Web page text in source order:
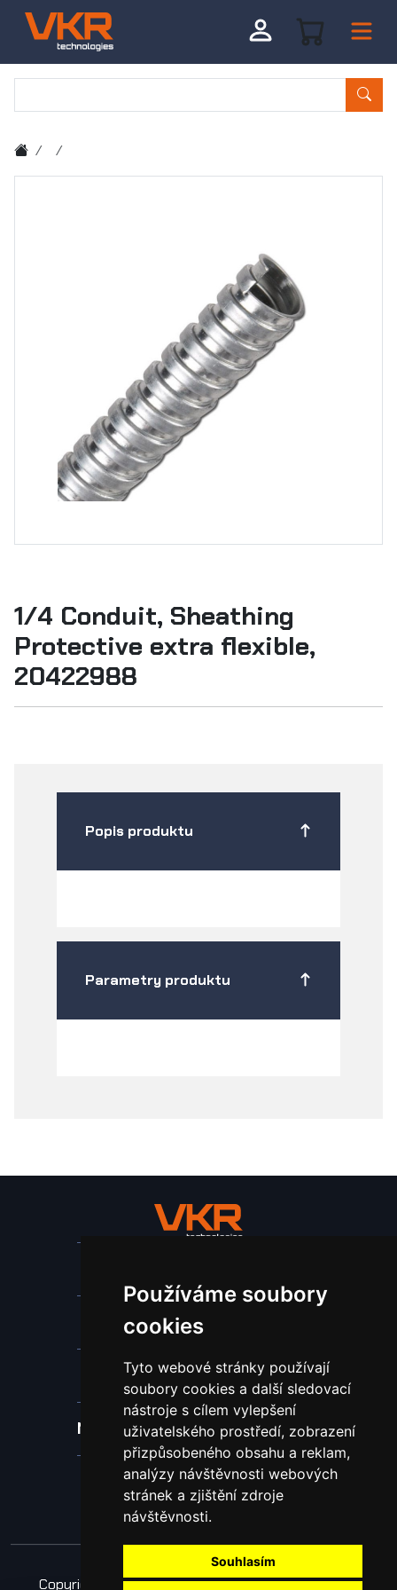
Používáme soubory
cookies
Tyto webové stránky používají
soubory cookies a další sledovací
nástroje s cílem vylepšení
uživatelského prostředí, zobrazení
přizpůsobeného obsahu a reklam,
analýzy návštěvnosti webových
stránek a zjištění zdroje
návštěvnosti.
Souhlasím
1/4 Conduit, Sheathing
Protective extra flexible,
20422988
Popis produktu
Parametry produktu
Nástroje pro ohraňovací lisy
Spotřební materiál a nástroje
Náhradní díly pro vodní paprsek
Laserové svařování
Copyright © 2026 Všechna práva vyhrazena